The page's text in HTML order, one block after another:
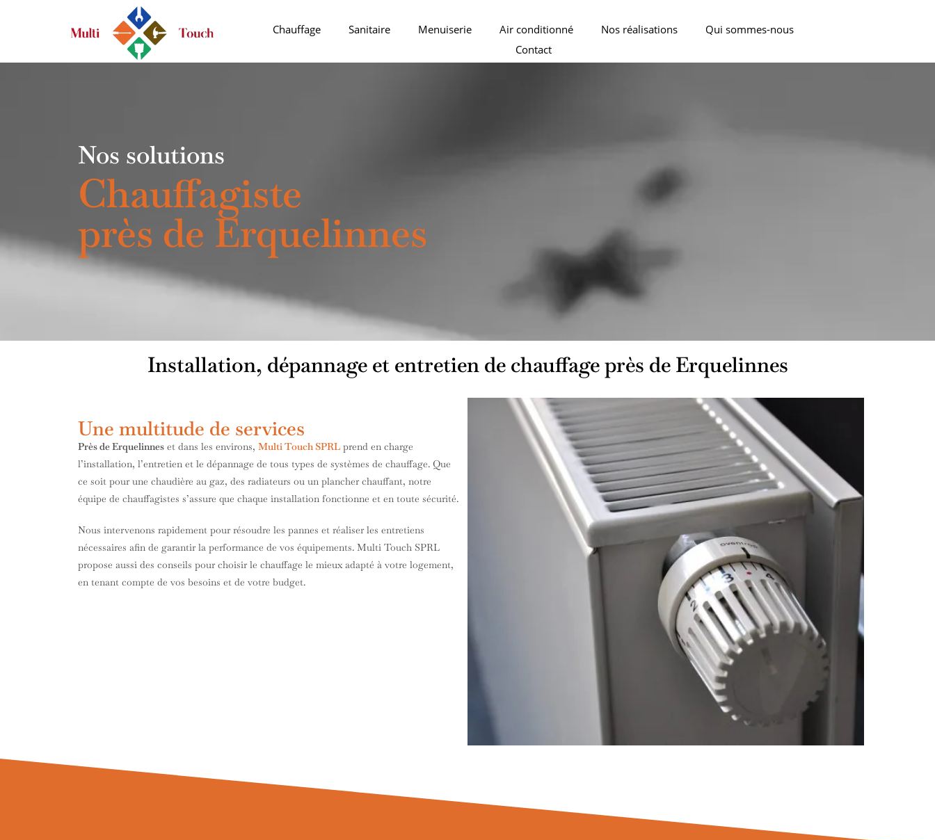
Chauffage Sanitaire Menuiserie Air conditionné Nos réalisations
Qui sommes-nous
Contact
Nos solutions
Chauffagiste
près de Erquelinnes
Installation, dépannage et entretien de chauffage près de Erquelinnes
Une multitude de services
Près de Erquelinnes et dans les environs, Multi Touch SPRL prend en charge
l’installation, l’entretien et le dépannage de tous types de systèmes de chauffage. Que
ce soit pour une chaudière au gaz, des radiateurs ou un plancher chauffant, notre
équipe de chauffagistes s’assure que chaque installation fonctionne et en toute sécurité.
Nous intervenons rapidement pour résoudre les pannes et réaliser les entretiens
nécessaires afin de garantir la performance de vos équipements. Multi Touch SPRL
propose aussi des conseils pour choisir le chauffage le mieux adapté à votre logement,
en tenant compte de vos besoins et de votre budget.